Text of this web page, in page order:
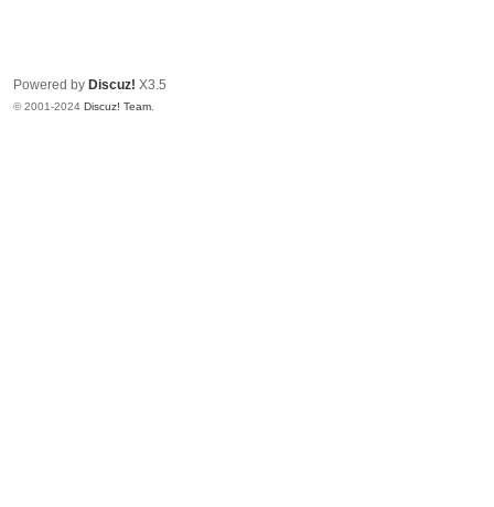
Powered by Discuz! X3.5
© 2001-2024 Discuz! Team